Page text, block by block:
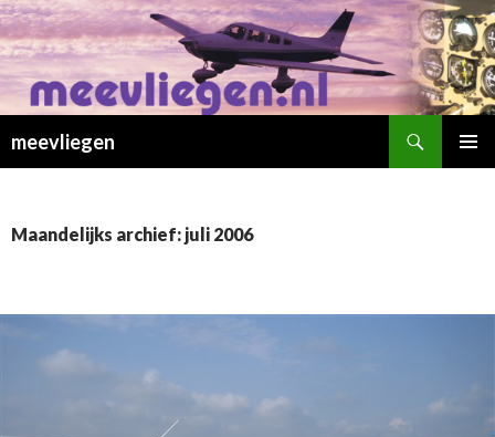
meevliegen
Maandelijks archief: juli 2006